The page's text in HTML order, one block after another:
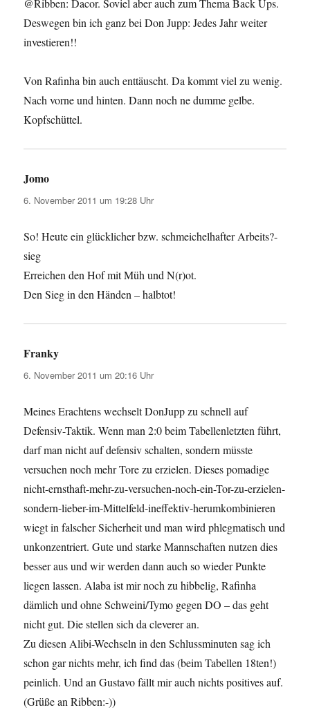
@Ribben: Dacor. Soviel aber auch zum Thema Back Ups.
Deswegen bin ich ganz bei Don Jupp: Jedes Jahr weiter
investieren!!
Von Rafinha bin auch enttäuscht. Da kommt viel zu wenig.
Nach vorne und hinten. Dann noch ne dumme gelbe.
Kopfschüttel.
Jomo
6. November 2011 um 19:28 Uhr
So! Heute ein glücklicher bzw. schmeichelhafter Arbeits?-
sieg
Erreichen den Hof mit Müh und N(r)ot.
Den Sieg in den Händen – halbtot!
Franky
6. November 2011 um 20:16 Uhr
Meines Erachtens wechselt DonJupp zu schnell auf
Defensiv-Taktik. Wenn man 2:0 beim Tabellenletzten führt,
darf man nicht auf defensiv schalten, sondern müsste
versuchen noch mehr Tore zu erzielen. Dieses pomadige
nicht-ernsthaft-mehr-zu-versuchen-noch-ein-Tor-zu-erzielen-
sondern-lieber-im-Mittelfeld-ineffektiv-herumkombinieren
wiegt in falscher Sicherheit und man wird phlegmatisch und
unkonzentriert. Gute und starke Mannschaften nutzen dies
besser aus und wir werden dann auch so wieder Punkte
liegen lassen. Alaba ist mir noch zu hibbelig, Rafinha
dämlich und ohne Schweini/Tymo gegen DO – das geht
nicht gut. Die stellen sich da cleverer an.
Zu diesen Alibi-Wechseln in den Schlussminuten sag ich
schon gar nichts mehr, ich find das (beim Tabellen 18ten!)
peinlich. Und an Gustavo fällt mir auch nichts positives auf.
(Grüße an Ribben:-))